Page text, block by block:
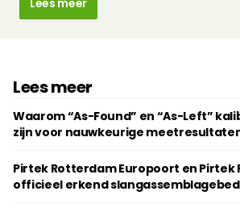
Lees meer
Lees meer
Waarom “As-Found” en “As-Left”
zijn voor nauwkeurige
Pirtek Rotterdam Europoort en
officieel erkend